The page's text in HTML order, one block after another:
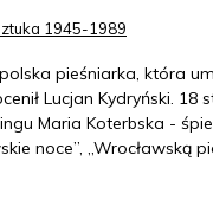
1945-1989
pieśniarka, która
Lucjan Kydryński. 18
Maria Koterbska -
noce”, „Wrocławską